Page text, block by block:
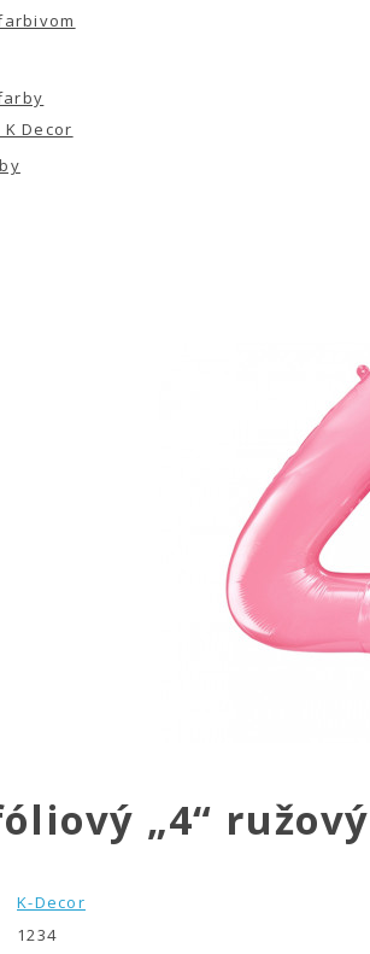
Decor
„4“
K-Decor
1234